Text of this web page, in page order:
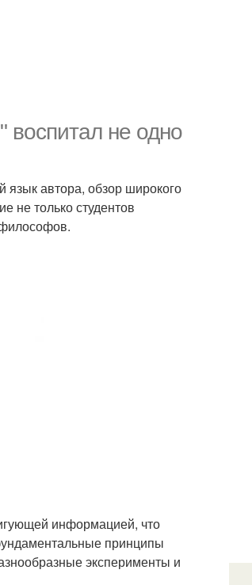
воспитал не одно
автора, обзор широкого
не только студентов
философов.
информацией, что
принципы
эксперименты и